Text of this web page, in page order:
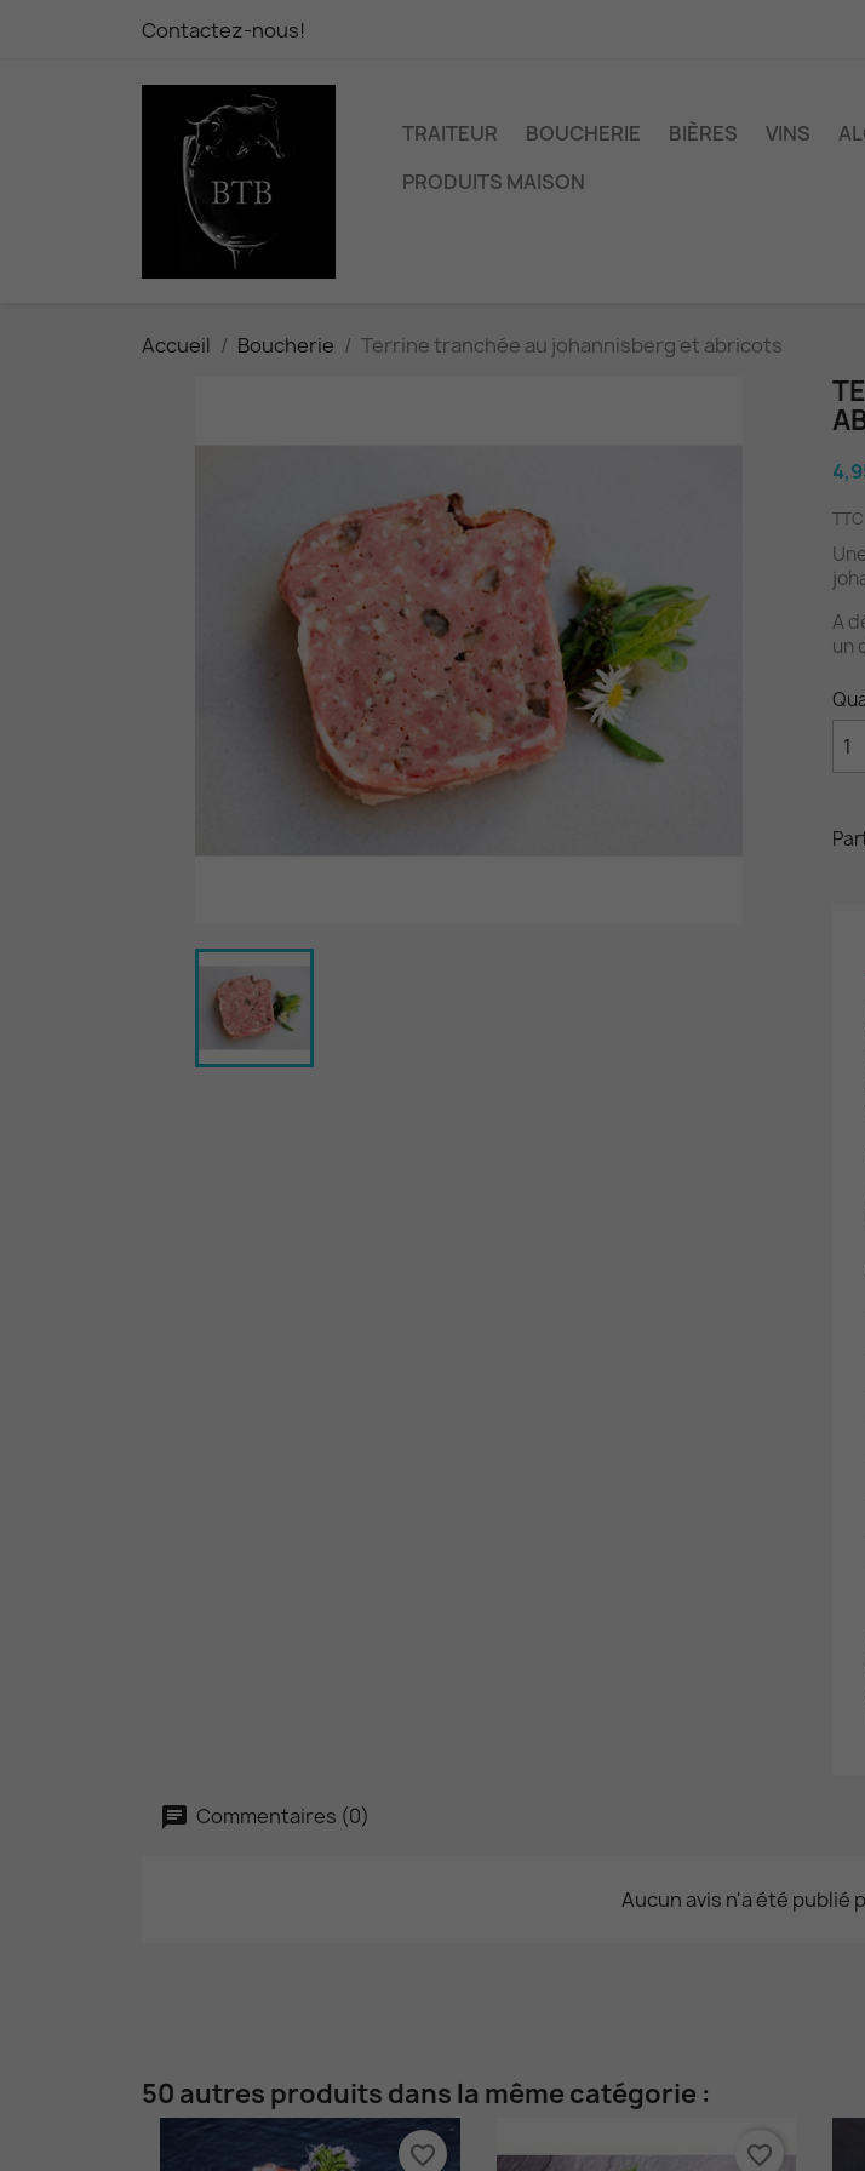
Contactez-nous!
TRAITEUR BOUCHERIE BIÈRES VINS
PRODUITS MAISON
Accueil Boucherie Terrine tranchée au johannisberg et abricots
TTC
A
un
Commentaires (0)
Aucun avis n'a été publié
50 autres produits dans la même catégorie :
favorite_border favorite_border